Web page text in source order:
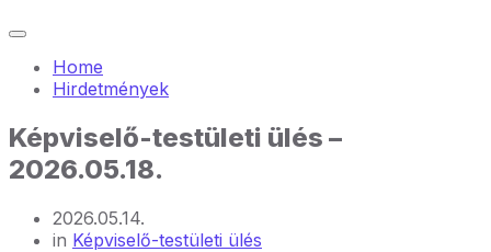
Home
Hirdetmények
Képviselő-testületi ülés –
2026.05.18.
2026.05.14.
in Képviselő-testületi ülés